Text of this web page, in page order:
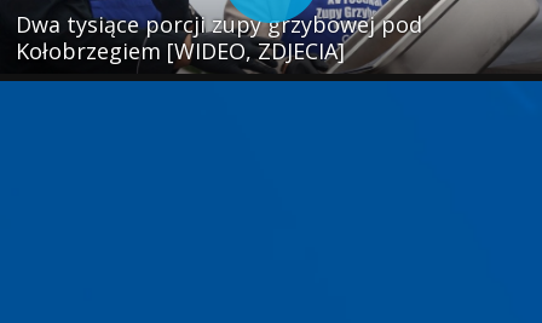
Dwa tysiące porcji zupy grzybowej pod
Kołobrzegiem [WIDEO, ZDJECIA]